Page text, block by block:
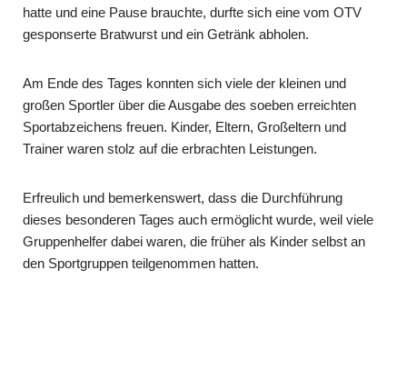
hatte und eine Pause brauchte, durfte sich eine vom OTV
gesponserte Bratwurst und ein Getränk abholen.
Am Ende des Tages konnten sich viele der kleinen und
großen Sportler über die Ausgabe des soeben erreichten
Sportabzeichens freuen. Kinder, Eltern, Groß­eltern und
Trainer waren stolz auf die erbrachten Leistungen.
Erfreulich und bemerkenswert, dass die Durchführung
dieses besonderen Tages auch ermöglicht wurde, weil viele
Gruppenhelfer dabei waren, die früher als Kinder selbst an
den Sportgruppen teilgenommen hatten.